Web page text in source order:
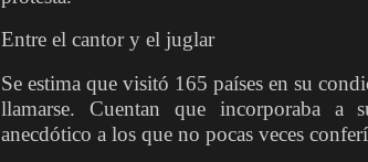
Entre el cantor y el juglar
Se estima que visitó 165 países en su
llamarse. Cuentan que incorporaba a
anecdótico a los que no pocas veces